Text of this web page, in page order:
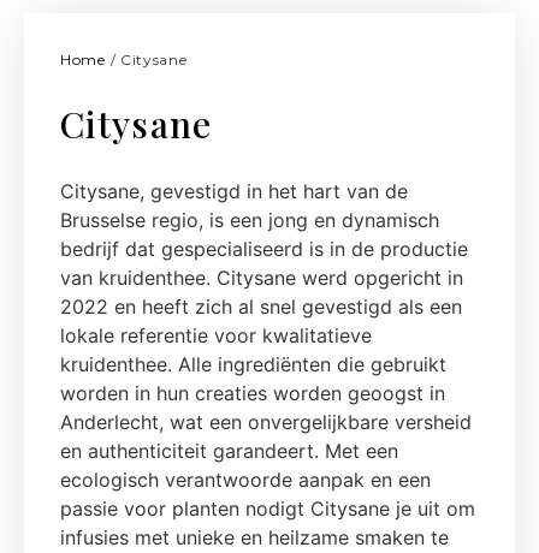
Home / Citysane
Citysane
Citysane, gevestigd in het hart van de
Brusselse regio, is een jong en dynamisch
bedrijf dat gespecialiseerd is in de productie
van kruidenthee. Citysane werd opgericht in
2022 en heeft zich al snel gevestigd als een
lokale referentie voor kwalitatieve
kruidenthee. Alle ingrediënten die gebruikt
worden in hun creaties worden geoogst in
Anderlecht, wat een onvergelijkbare versheid
en authenticiteit garandeert. Met een
ecologisch verantwoorde aanpak en een
passie voor planten nodigt Citysane je uit om
infusies met unieke en heilzame smaken te